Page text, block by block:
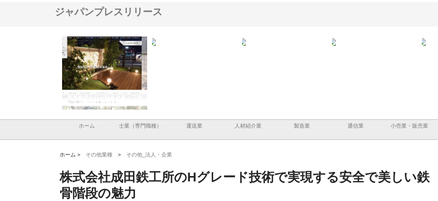
ジャパンプレスリリース
と名古屋で叶える理想の外構空
間
ホーム 士業（専門職種） 運送業 人材紹介業 製造業 通信業 小売業・販売業
ホーム > その他業種 > その他_法人・企業
株式会社成田鉄工所のHグレード技術で実現する安全で美しい鉄
骨階段の魅力